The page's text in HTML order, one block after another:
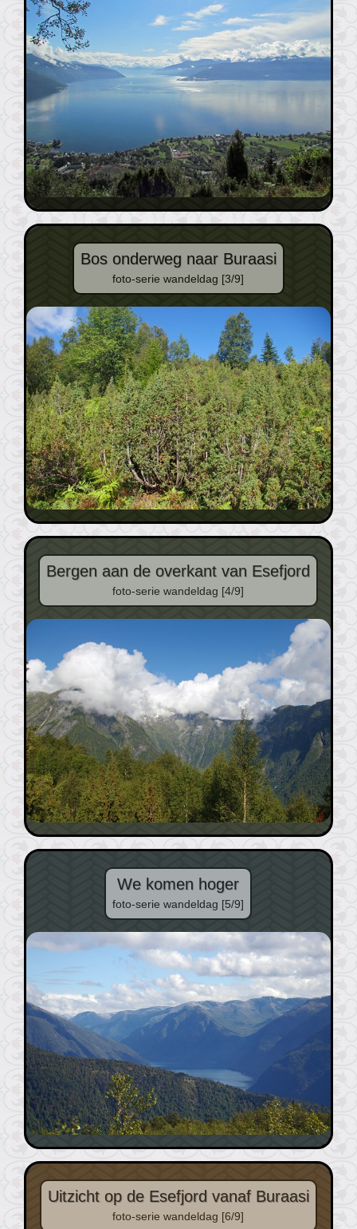
Bos onderweg naar Buraasi
foto-serie wandeldag [3/9]
Bergen aan de overkant van Esefjord
foto-serie wandeldag [4/9]
We komen hoger
foto-serie wandeldag [5/9]
Uitzicht op de Esefjord vanaf Buraasi
foto-serie wandeldag [6/9]